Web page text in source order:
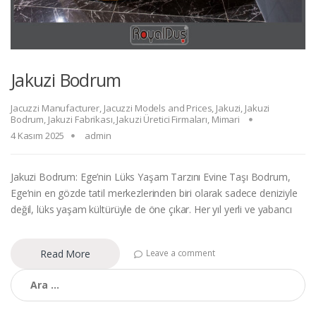
Jakuzi Bodrum
Jacuzzi Manufacturer, Jacuzzi Models and Prices, Jakuzi, Jakuzi
Bodrum, Jakuzi Fabrikası,Jakuzi Üretici Firmaları, Mimari
4 Kasım 2025
admin
Jakuzi Bodrum: Ege’nin Lüks Yaşam Tarzını Evine Taşı Bodrum,
Ege’nin en gözde tatil merkezlerinden biri olarak sadece deniziyle
değil, lüks yaşam kültürüyle de öne çıkar. Her yıl yerli ve yabancı
Read More Leave a comment
Arama: